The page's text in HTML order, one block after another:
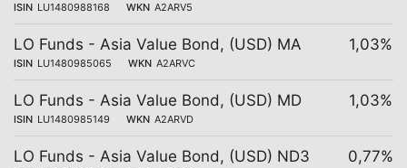
ISIN LU1480988168 WKN A2ARV5
LO Funds - Asia Value Bond, (USD) MA
ISIN LU1480985065 WKN A2ARVC
1,03%
LO Funds - Asia Value Bond, (USD) MD
ISIN LU1480985149 WKN A2ARVD
1,03%
LO Funds - Asia Value Bond, (USD) ND3 0,77%